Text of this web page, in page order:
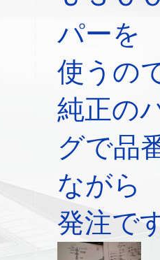
パーを
使うの
純正の
グで品
ながら
発注で